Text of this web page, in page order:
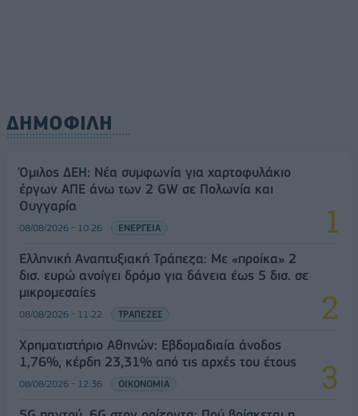
ΔΗΜΟΦΙΛΗ
Όμιλος ΔΕΗ: Νέα συμφωνία για χαρτοφυλάκιο
έργων ΑΠΕ άνω των 2 GW σε Πολωνία και
Ουγγαρία
08/08/2026 - 10:26 ΕΝΕΡΓΕΙΑ
Ελληνική Αναπτυξιακή Τράπεζα: Με «προίκα» 2
δισ. ευρώ ανοίγει δρόμο για δάνεια έως 5 δισ. σε
μικρομεσαίες
08/08/2026 - 11:22 ΤΡΑΠΕΖΕΣ
Χρηματιστήριο Αθηνών: Εβδομαδιαία άνοδος
1,76%, κέρδη 23,31% από τις αρχές του έτους
08/08/2026 - 12:36 ΟΙΚΟΝΟΜΙΑ